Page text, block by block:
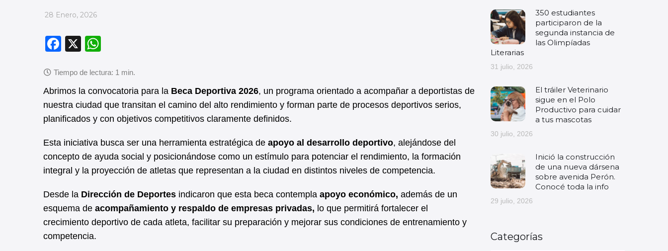
_
28 Enero, 2026
F
c
e
b
o
o
k
X
at
s
A
p
p
Abrimos la convocatoria para la Beca Deportiva 2026, un programa orientado a acompañar a deportistas de
nuestra ciudad que transitan el camino del alto rendimiento y forman parte de procesos deportivos serios,
planificados y con objetivos competitivos claramente definidos.
Esta iniciativa busca ser una herramienta estratégica de apoyo al desarrollo deportivo, alejándose del
concepto de ayuda social y posicionándose como un estímulo para potenciar el rendimiento, la formación
integral y la proyección de atletas que representan a la ciudad en distintos niveles de competencia.
Desde la Dirección de Deportes indicaron que esta beca contempla apoyo económico, además de un
esquema de acompañamiento y respaldo de empresas privadas, lo que permitirá fortalecer el
crecimiento deportivo de cada atleta, facilitar su preparación y mejorar sus condiciones de entrenamiento y
competencia.
350 estudiantes
participaron de la
segunda instancia de
las Olimpíadas
Literarias
31 julio, 2026
El tráiler Veterinario
sigue en el Polo
Productivo para cuidar
a tus mascotas
30 julio, 2026
Inició la construcción
de una nueva dársena
sobre avenida Perón.
Conocé toda la info
29 julio, 2026
Categorías